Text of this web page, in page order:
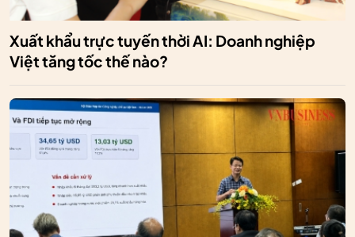
Xuất khẩu trực tuyến thời AI: Doanh nghiệp
Việt tăng tốc thế nào?